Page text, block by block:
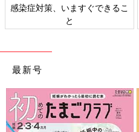
感染症対策、いますぐできるこ
と
最新号